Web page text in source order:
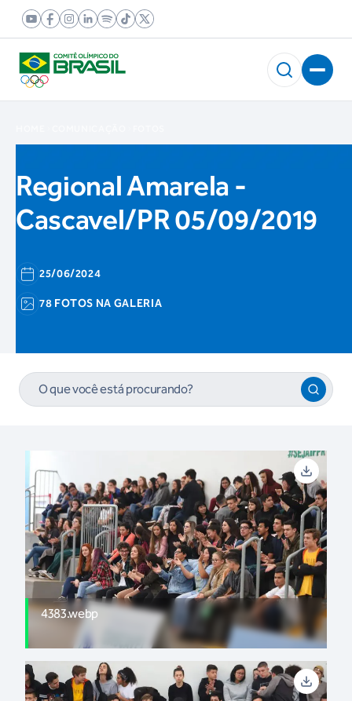
Regional Amarela -
Cascavel/PR 05/09/2019
25/06/2024
78 FOTOS NA GALERIA
4383.webp